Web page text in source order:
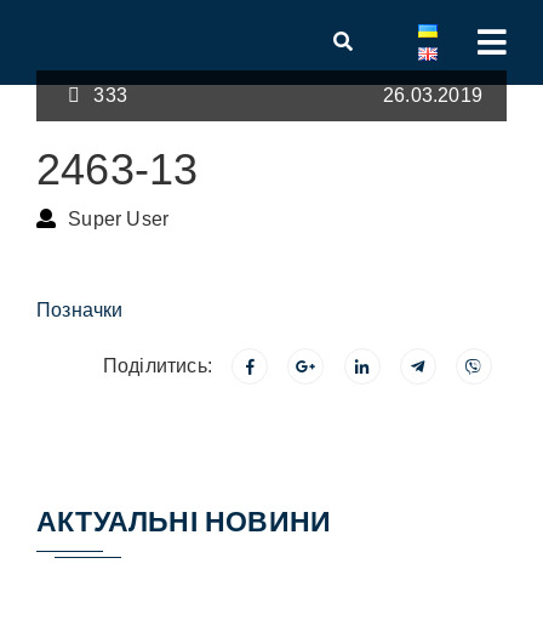
333 26.03.2019
2463-13
Super User
Позначки
Поділитись:
АКТУАЛЬНІ НОВИНИ